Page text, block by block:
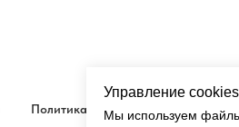
Управление cookies
Мы используем
Политика